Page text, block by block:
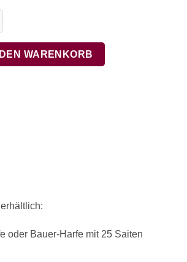
DEN WARENKORB
oder Bauer-Harfe mit 25 Saiten